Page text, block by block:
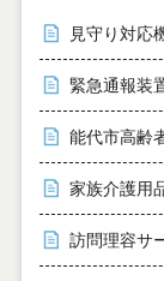
見守り対応
緊急通報装
能代市高齢
家族介護用
訪問理容サ